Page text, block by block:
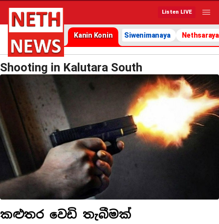
Listen LIVE
Kanin Konin Siwenimanaya Nethsaraya
Shooting in Kalutara South
කළුතර වෙඩි තැබීමක්